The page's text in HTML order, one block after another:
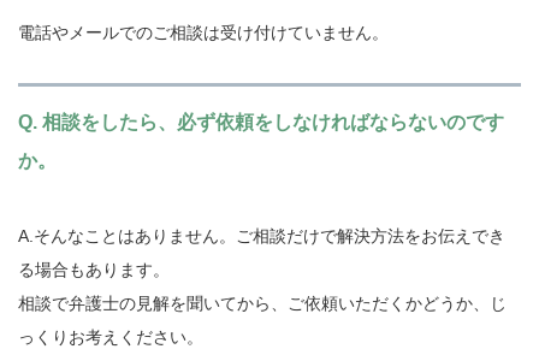
電話やメールでのご相談は受け付けていません。
Q. 相談をしたら、必ず依頼をしなければならないのです
か。
A.そんなことはありません。ご相談だけで解決方法をお伝えでき
る場合もあります。
相談で弁護士の見解を聞いてから、ご依頼いただくかどうか、じ
っくりお考えください。